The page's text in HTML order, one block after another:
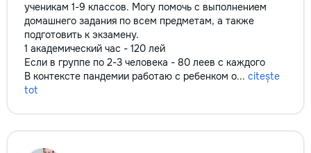
ученикам 1-9 классов. Могу помочь с выполнением
домашнего задания по всем предметам, а также
подготовить к экзамену.
1 академический час - 120 лей
Если в группе по 2-3 человека - 80 леев с каждого
В контексте пандемии работаю с ребенком о... citește
tot